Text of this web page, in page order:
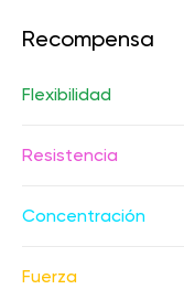
Recompensa
Flexibilidad
Resistencia
Concentración
Fuerza